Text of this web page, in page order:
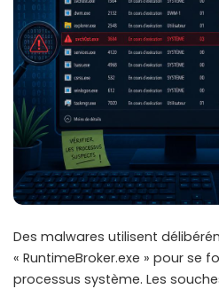
Des malwares utilisent
« RuntimeBroker.exe » pour se
processus système. Les